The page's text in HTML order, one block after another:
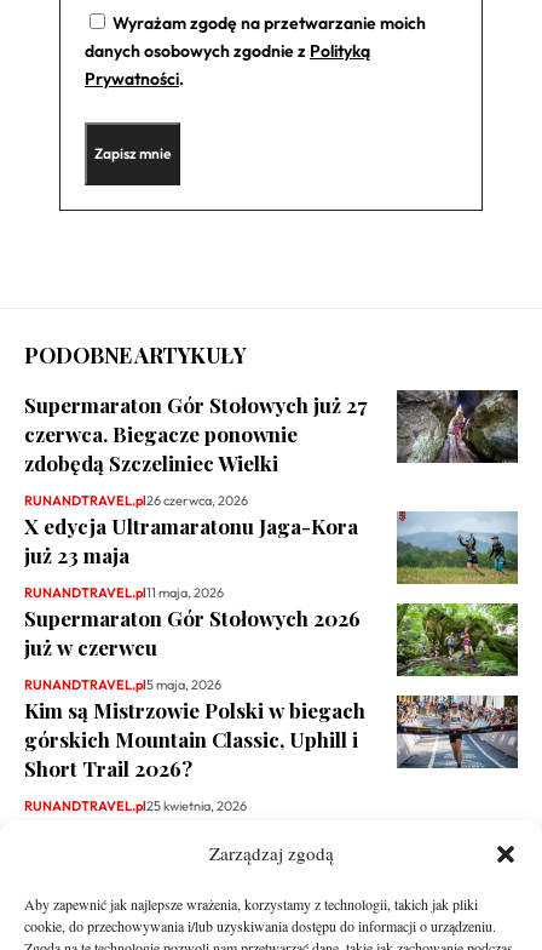
Zarządzaj zgodą
Aby zapewnić jak najlepsze wrażenia, korzystamy z technologii, takich jak pliki
cookie, do przechowywania i/lub uzyskiwania dostępu do informacji o urządzeniu.
Wyrażam zgodę na przetwarzanie moich
danych osobowych zgodnie z Polityką
Prywatności.
PODOBNE ARTYKUŁY
Supermaraton Gór Stołowych już 27
czerwca. Biegacze ponownie
zdobędą Szczeliniec Wielki
RUNANDTRAVEL.pl26 czerwca, 2026
X edycja Ultramaratonu Jaga-Kora
już 23 maja
RUNANDTRAVEL.pl11 maja, 2026
Supermaraton Gór Stołowych 2026
już w czerwcu
RUNANDTRAVEL.pl5 maja, 2026
Kim są Mistrzowie Polski w biegach
górskich Mountain Classic, Uphill i
Short Trail 2026?
RUNANDTRAVEL.pl25 kwietnia, 2026